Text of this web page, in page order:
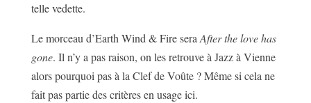
telle vedette.
Le morceau d’Earth Wind & Fire seraAfter the love has
gone. Il n’y a pas raison, on les retrouve à Jazz à Vienne
alors pourquoi pas à la Clef de Voûte ? Même si cela ne
fait pas partie des critères en usage ici.